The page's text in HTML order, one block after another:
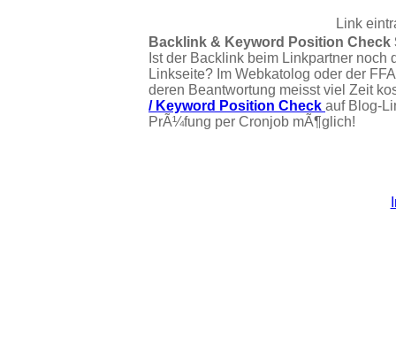
Link
Backlink & Keyword Position
Ist der Backlink beim Linkpartner noch
Linkseite? Im Webkatolog oder der
deren Beantwortung meisst viel Zeit
/ Keyword Position Check auf Blog-
PrÃ¼fung per Cronjob mÃ¶glich!